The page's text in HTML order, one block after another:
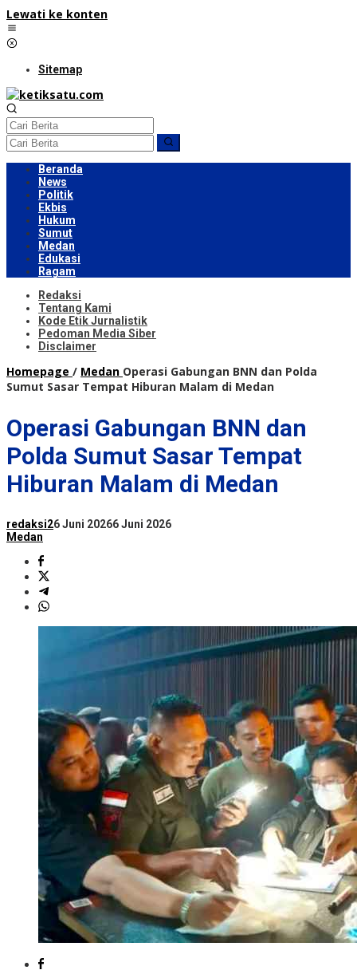
Lewati ke konten
Sitemap
Beranda
News
Politik
Ekbis
Hukum
Sumut
Medan
Edukasi
Ragam
Redaksi
Tentang Kami
Kode Etik Jurnalistik
Pedoman Media Siber
Disclaimer
Homepage / Medan Operasi Gabungan BNN dan Polda
Sumut Sasar Tempat Hiburan Malam di Medan
Operasi Gabungan BNN dan
Polda Sumut Sasar Tempat
Hiburan Malam di Medan
redaksi26 Juni 20266 Juni 2026
Medan